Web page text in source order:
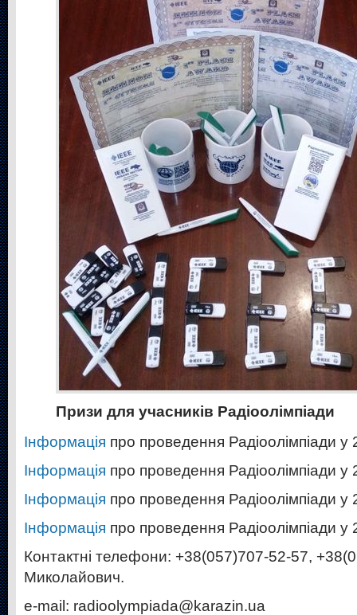
Призи для учасників Радіоолімпіади
Інформація про проведення Радіоолімпіади у
Інформація про проведення Радіоолімпіади у
Інформація про проведення Радіоолімпіади у
Інформація про проведення Радіоолімпіади у
Контактні телефони: +38(057)707-52-57,
Миколайович.
e-mail: radioolympiada@karazin.ua